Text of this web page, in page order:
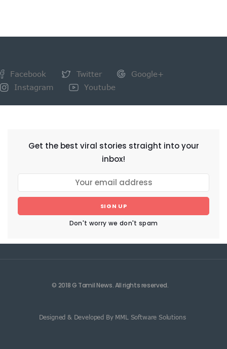
Facebook Twitter
Google+
Instagram
Youtube
Get the best viral stories straight into your
inbox!
SIGN UP
Don't worry we don't spam
© 2018 G Tamil News. All rights reserved.
Designed & Developed By MML Software Solutions